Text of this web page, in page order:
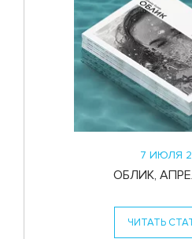
7 ИЮЛЯ
ОБЛИК,
ЧИТАТЬ